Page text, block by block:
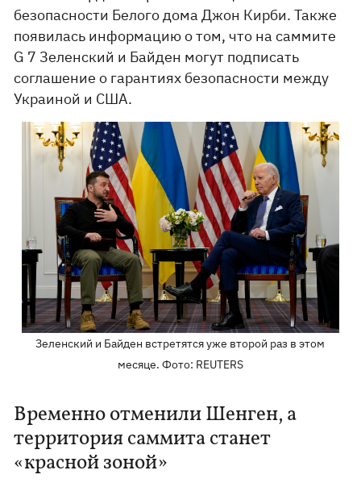
безопасности Белого дома Джон Кирби. Также
появилась информацию о том, что на саммите
G 7 Зеленский и Байден могут подписать
соглашение о гарантиях безопасности между
Украиной и США.
Зеленский и Байден встретятся уже второй раз в этом
месяце. Фото: REUTERS
Временно отменили Шенген, а
территория саммита станет
«красной зоной»